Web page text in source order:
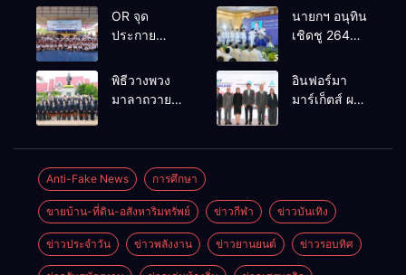
OR จุด
ประกาย
เยาวชน ผ่าน
นายกฯ อนุทิน
เชิดชู 264
บ้านยอดเยี่ยม
มอบแหนบ
เกียรติยศแห่ง
พิธีวางพวง
มาลาถวาย
2569 และ
การแข่งขัน
ฟุตบอลวันรพี
เพื่อเชื่อม
ความสัมพันธ์
อันดีของ
อินฟอร์มา
มาร์เก็ตส์ ผนึก
Thailand
2026 เชื่อม 4
งานใหญ่
สร้างโอกาส
Anti-Fake News การศึกษา
ขายบ้าน-ที่ดิน-อสังหาริมทรัพย์ ข่าวกีฬา ข่าวบันเทิง
ข่าวประจำวัน ข่าวพลังงาน ข่าวยานยนต์ ข่าวรอบทิศ